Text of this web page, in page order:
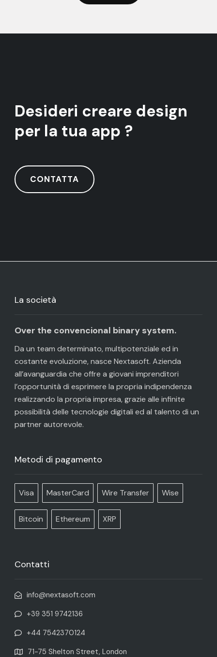
Desideri creare design
per la tua app ?
CONTATTA
La società
Over the convencional binary system.
Da un team determinato, multipotenziale ed in
costante evoluzione, nasce Nextasoft. Azienda
all’avanguardia che offre a giovani imprenditori
l’opportunità di esprimere la propria indipendenza
realizzando la propria impresa, grazie alle infinite
possibilità delle tecnologie digitali ed al talento di un
partner autorevole.
Metodi di pagamento
Visa MasterCard Wire Transfer Wise
Bitcoin Ethereum XRP
Contatti
info@nextasoft.com
+39 351 9742136
+44 7542370124
71-75 Shelton Street, London